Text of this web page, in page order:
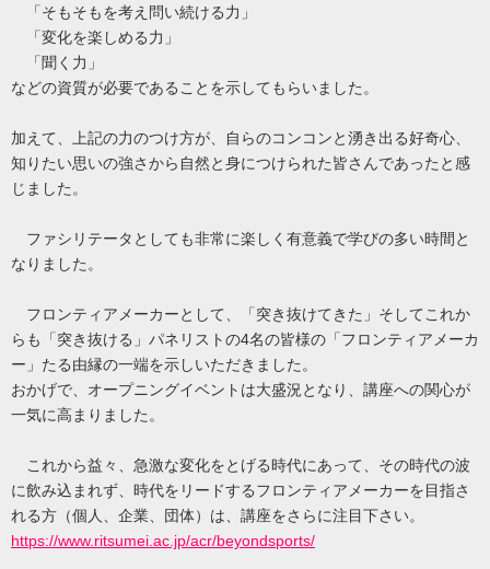
「そもそもを考え問い続ける力」
「変化を楽しめる力」
「聞く力」
などの資質が必要であることを示してもらいました。
加えて、上記の力のつけ方が、自らのコンコンと湧き出る好奇心、
知りたい思いの強さから自然と身につけられた皆さんであったと感
じました。
ファシリテータとしても非常に楽しく有意義で学びの多い時間と
なりました。
フロンティアメーカーとして、「突き抜けてきた」そしてこれか
らも「突き抜ける」パネリストの4名の皆様の「フロンティアメーカ
ー」たる由縁の一端を示しいただきました。
おかげで、オープニングイベントは大盛況となり、講座への関心が
一気に高まりました。
これから益々、急激な変化をとげる時代にあって、その時代の波
に飲み込まれず、時代をリードするフロンティアメーカーを目指さ
れる方（個人、企業、団体）は、講座をさらに注目下さい。
https://www.ritsumei.ac.jp/acr/beyondsports/